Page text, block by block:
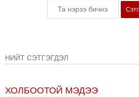
29
ЭРГЭН
НИЙТ СЭТГЭГДЭЛ
ХОЛБООТОЙ МЭДЭЭ